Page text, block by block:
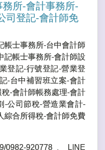
所-會計事務所-
司登記-會計師免
帳士事務所-台中會計師
記帳士事務所-會計師設
登記-行號登記-營業登
-台中補習班立案-會計
-會計師帳務處理-會計
-公司節稅-營造業會計-
綜合所得稅-會計師免費
0982-920778、LINE